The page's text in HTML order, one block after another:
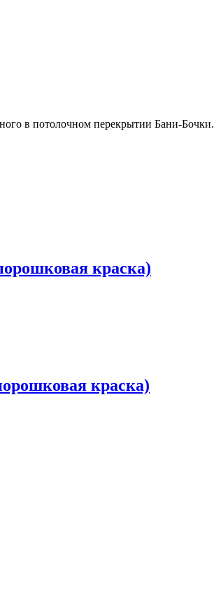
в потолочном перекрытии Бани-Бочки.
краска)
краска)